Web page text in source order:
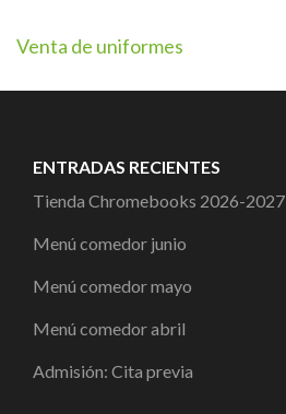
Navegación
de
Venta de uniformes
ENTRADAS RECIENTES
Tienda Chromebooks 2026-2027
Menú comedor junio
Menú comedor mayo
Menú comedor abril
Admisión: Cita previa